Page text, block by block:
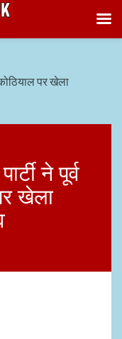
पर खेला
ने पूर्व
खेला